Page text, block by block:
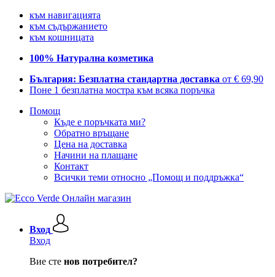
към навигацията
към съдържанието
към кошницата
100% Натурална козметика
България: Безплатна стандартна доставка от € 69,90
Поне 1 безплатна мостра към всяка поръчка
Помощ
Къде е поръчката ми?
Обратно връщане
Цена на доставка
Начини на плащане
Контакт
Всички теми относно „Помощ и поддръжка“
Вход
Вход
Вие сте нов потребител?